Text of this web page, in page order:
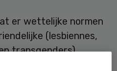
er wettelijke normen
(lesbiennes,
transgenders)